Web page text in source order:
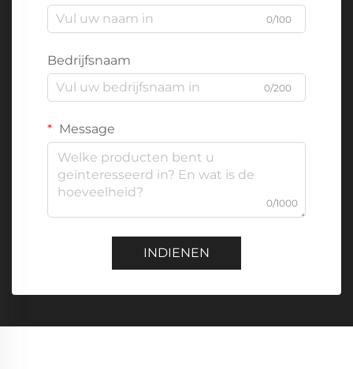
0/100
Bedrijfsnaam
0/200
Message
0/1000
INDIENEN